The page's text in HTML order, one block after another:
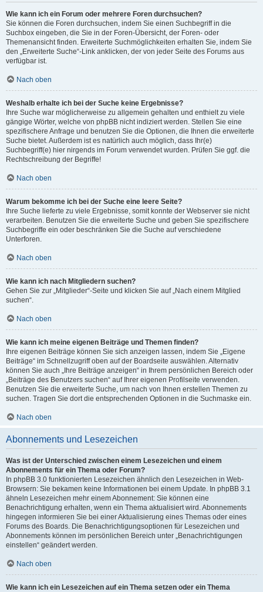
Wie kann ich ein Forum oder mehrere Foren durchsuchen?
Sie können die Foren durchsuchen, indem Sie einen Suchbegriff in die
Suchbox eingeben, die Sie in der Foren-Übersicht, der Foren- oder
Themenansicht finden. Erweiterte Suchmöglichkeiten erhalten Sie, indem Sie
den „Erweiterte Suche“-Link anklicken, der von jeder Seite des Forums aus
verfügbar ist.
Nach oben
Weshalb erhalte ich bei der Suche keine Ergebnisse?
Ihre Suche war möglicherweise zu allgemein gehalten und enthielt zu viele
gängige Wörter, welche von phpBB nicht indiziert werden. Stellen Sie eine
spezifischere Anfrage und benutzen Sie die Optionen, die Ihnen die erweiterte
Suche bietet. Außerdem ist es natürlich auch möglich, dass Ihr(e)
Suchbegriff(e) hier nirgends im Forum verwendet wurden. Prüfen Sie ggf. die
Rechtschreibung der Begriffe!
Nach oben
Warum bekomme ich bei der Suche eine leere Seite?
Ihre Suche lieferte zu viele Ergebnisse, somit konnte der Webserver sie nicht
verarbeiten. Benutzen Sie die erweiterte Suche und geben Sie spezifischere
Suchbegriffe ein oder beschränken Sie die Suche auf verschiedene
Unterforen.
Nach oben
Wie kann ich nach Mitgliedern suchen?
Gehen Sie zur „Mitglieder“-Seite und klicken Sie auf „Nach einem Mitglied
suchen“.
Nach oben
Wie kann ich meine eigenen Beiträge und Themen finden?
Ihre eigenen Beiträge können Sie sich anzeigen lassen, indem Sie „Eigene
Beiträge“ im Schnellzugriff oben auf der Boardseite auswählen. Alternativ
können Sie auch „Ihre Beiträge anzeigen“ in Ihrem persönlichen Bereich oder
„Beiträge des Benutzers suchen“ auf Ihrer eigenen Profilseite verwenden.
Benutzen Sie die erweiterte Suche, um nach von Ihnen erstellen Themen zu
suchen. Tragen Sie dort die entsprechenden Optionen in die Suchmaske ein.
Nach oben
Abonnements und Lesezeichen
Was ist der Unterschied zwischen einem Lesezeichen und einem
Abonnements für ein Thema oder Forum?
In phpBB 3.0 funktionierten Lesezeichen ähnlich den Lesezeichen in Web-
Browsern: Sie bekamen keine Informationen bei einem Update. In phpBB 3.1
ähneln Lesezeichen mehr einem Abonnement: Sie können eine
Benachrichtigung erhalten, wenn ein Thema aktualisiert wird. Abonnements
hingegen informieren Sie bei einer Aktualisierung eines Themas oder eines
Forums des Boards. Die Benachrichtigungsoptionen für Lesezeichen und
Abonnements können im persönlichen Bereich unter „Benachrichtigungen
einstellen“ geändert werden.
Nach oben
Wie kann ich ein Lesezeichen auf ein Thema setzen oder ein Thema